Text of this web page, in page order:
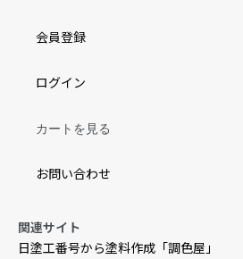
会員登録
ログイン
カートを見る
お問い合わせ
関連サイト
日塗工番号から塗料作成「調色屋」